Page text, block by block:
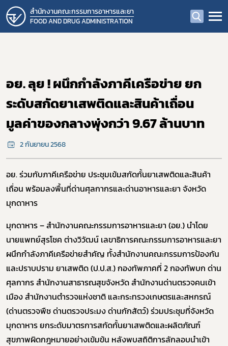
สำนักงานคณะกรรมการอาหารและยา
FOOD AND DRUG ADMINISTRATION
อย. ลุย ! ผนึกกำลังภาคีเครือข่าย ยก
ระดับสกัดยาเสพติดและสินค้าเถื่อน
มูลค่าของกลางพุ่งกว่า 9.67 ล้านบาท
2 กันยายน 2568
อย. ร่วมกับภาคีเครือข่าย ประชุมเข้มสกัดกั้นยาเสพติดและสินค้า
เถื่อน พร้อมลงพื้นที่ด่านศุลกากรและด่านอาหารและยา จังหวัด
มุกดาหาร
มุกดาหาร – สำนักงานคณะกรรมการอาหารและยา (อย.) นำโดย
นายแพทย์สุรโชค ต่างวิวัฒน์ เลขาธิการคณะกรรมการอาหารและยา
ผนึกกำลังภาคีเครือข่ายสำคัญ ทั้งสำนักงานคณะกรรมการป้องกัน
และปราบปราม ยาเสพติด (ป.ป.ส.) กองทัพภาคที่ 2 กองทัพบก ด่าน
ศุลกากร สำนักงานสาธารณสุขจังหวัด สำนักงานด่านตรวจคนเข้า
เมือง สำนักงานตำรวจแห่งชาติ และกระทรวงเกษตรและสหกรณ์
(ด่านตรวจพืช ด่านตรวจประมง ด่านกักสัตว์) ร่วมประชุมที่จังหวัด
มุกดาหาร ยกระดับมาตรการสกัดกั้นยาเสพติดและผลิตภัณฑ์
สุขภาพผิดกฎหมายอย่างเข้มข้น หลังพบสถิติการลักลอบนำเข้า